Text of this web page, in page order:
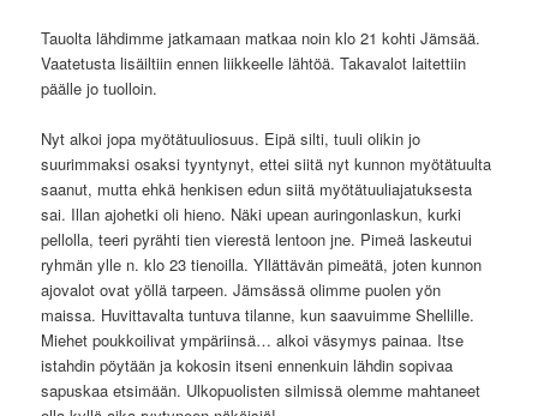
Tauolta lähdimme jatkamaan matkaa noin klo 21 kohti Jämsää.
Vaatetusta lisäiltiin ennen liikkeelle lähtöä. Takavalot laitettiin
päälle jo tuolloin.
Nyt alkoi jopa myötätuuliosuus. Eipä silti, tuuli olikin jo
suurimmaksi osaksi tyyntynyt, ettei siitä nyt kunnon myötätuulta
saanut, mutta ehkä henkisen edun siitä myötätuuliajatuksesta
sai. Illan ajohetki oli hieno. Näki upean auringonlaskun, kurki
pellolla, teeri pyrähti tien vierestä lentoon jne. Pimeä laskeutui
ryhmän ylle n. klo 23 tienoilla. Yllättävän pimeätä, joten kunnon
ajovalot ovat yöllä tarpeen. Jämsässä olimme puolen yön
maissa. Huvittavalta tuntuva tilanne, kun saavuimme Shellille.
Miehet poukkoilivat ympäriinsä… alkoi väsymys painaa. Itse
istahdin pöytään ja kokosin itseni ennenkuin lähdin sopivaa
sapuskaa etsimään. Ulkopuolisten silmissä olemme mahtaneet